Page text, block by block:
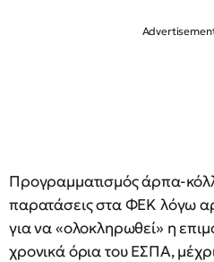
Προγραμματισμός άρπα-
παρατάσεις στα ΦΕΚ λόγω
για να «ολοκληρωθεί» η
χρονικά όρια του ΕΣΠΑ,